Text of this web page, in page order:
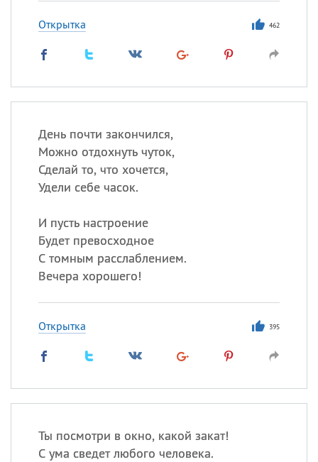
Открытка 462
День почти закончился,
Можно отдохнуть чуток,
Сделай то, что хочется,
Удели себе часок.
И пусть настроение
Будет превосходное
С томным расслаблением.
Вечера хорошего!
Открытка 395
Ты посмотри в окно, какой закат!
С ума сведет любого человека.